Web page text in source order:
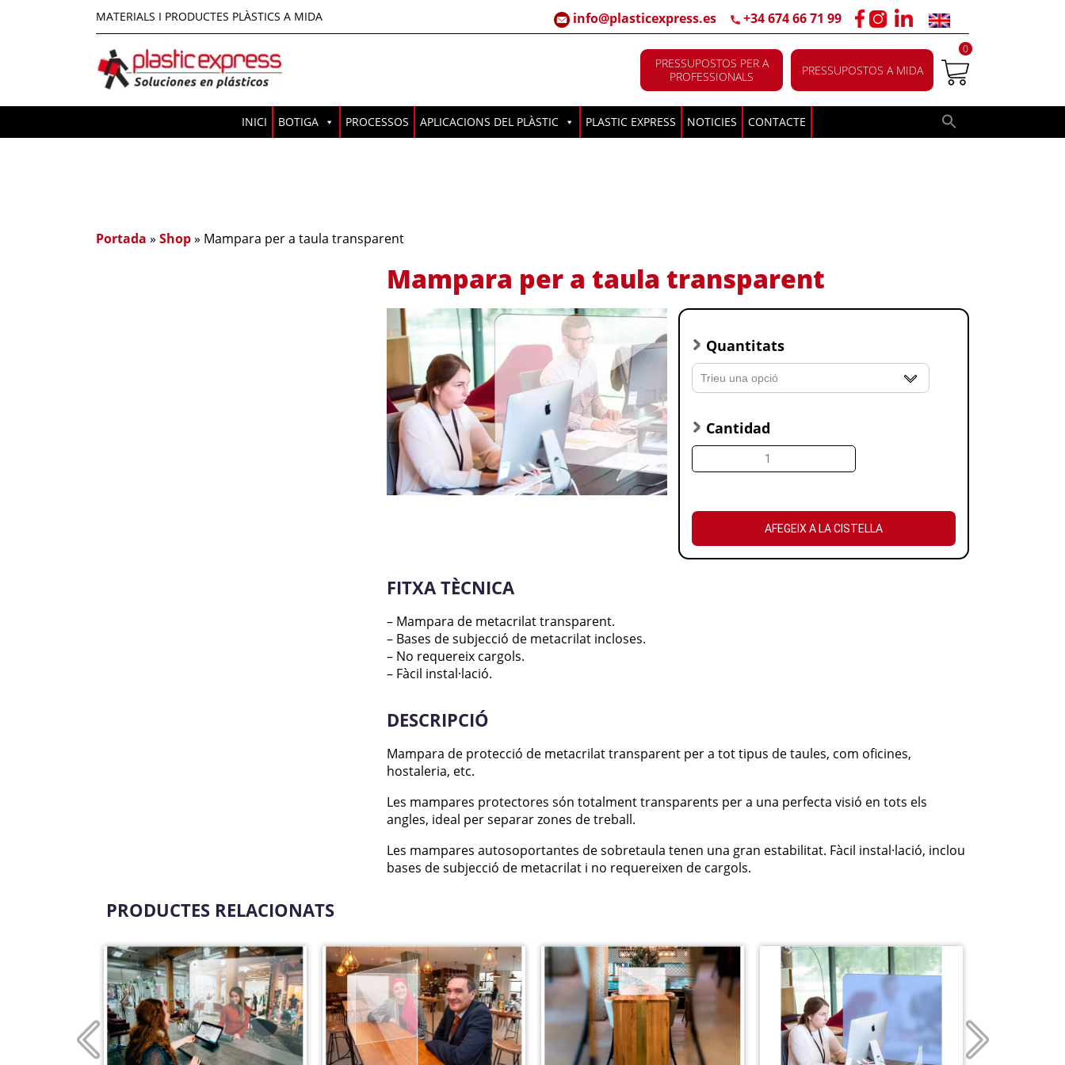
MATERIALS I PRODUCTES PLÀSTICS A MIDA info@plasticexpress.es +34 674 66 71 99
PRESSUPOSTOS PER A
PROFESSIONALS
PRESSUPOSTOS A MIDA
0
INICI BOTIGA PROCESSOS APLICACIONS DEL PLÀSTIC PLASTIC EXPRESS NOTICIES CONTACTE
Portada » Shop» Mampara per a taula transparent
Mampara per a taula transparent
Quantitats
Cantidad
AFEGEIX A LA CISTELLA
FITXA TÈCNICA
– Mampara de metacrilat transparent.
– Bases de subjecció de metacrilat incloses.
– No requereix cargols.
– Fàcil instal·lació.
DESCRIPCIÓ
Mampara de protecció de metacrilat transparent per a tot tipus de taules, com oficines,
hostaleria, etc.
Les mampares protectores són totalment transparents per a una perfecta visió en tots els
angles, ideal per separar zones de treball.
Les mampares autosoportantes de sobretaula tenen una gran estabilitat. Fàcil instal·lació, inclou
bases de subjecció de metacrilat i no requereixen de cargols.
PRODUCTES RELACIONATS